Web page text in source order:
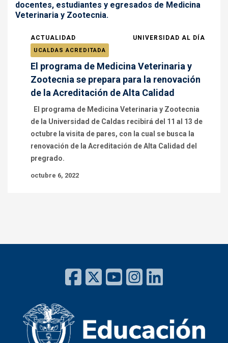
ACTUALIDAD UNIVERSIDAD AL DÍA
UCALDAS ACREDITADA
El programa de Medicina Veterinaria y
Zootecnia se prepara para la renovación
de la Acreditación de Alta Calidad
El programa de Medicina Veterinaria y Zootecnia
de la Universidad de Caldas recibirá del 11 al 13 de
octubre la visita de pares, con la cual se busca la
renovación de la Acreditación de Alta Calidad del
pregrado.
octubre 6, 2022